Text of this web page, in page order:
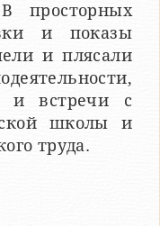
просторных
и показы
и плясали
и встречи с
школы и
труда.